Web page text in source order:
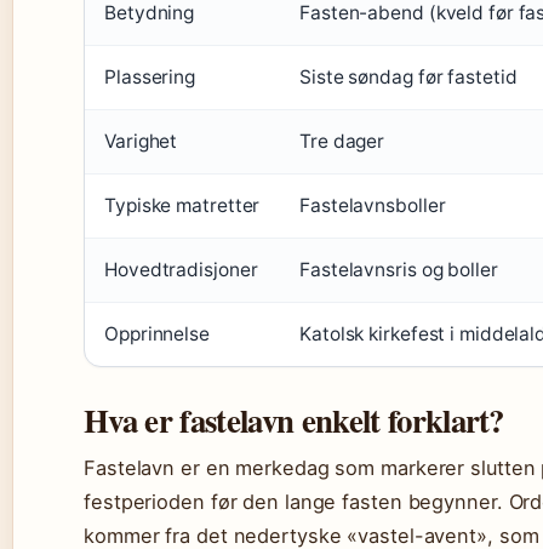
Betydning Fasten-abend (kveld før
Plassering Siste søndag før fastetid
Varighet Tre dager
Typiske matretter Fastelavnsboller
Hovedtradisjoner Fastelavnsris og boller
Opprinnelse Katolsk kirkefest i
Hva er fastelavn enkelt forklart?
Fastelavn er en merkedag som markerer slutten
festperioden før den lange fasten begynner.
kommer fra det nedertyske «vastel-avent»,